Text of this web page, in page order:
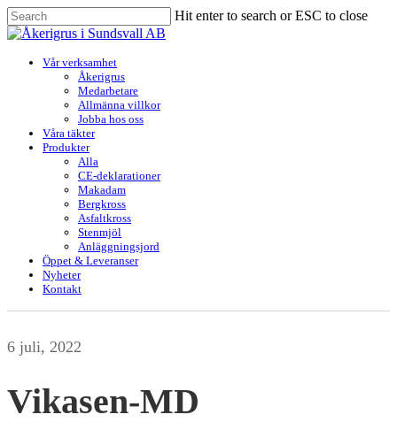
Skip
to
content
Hit enter to search or ESC to close
Close
Menu
Vår verksamhet
Åkerigrus
Medarbetare
Allmänna villkor
Jobba hos oss
Våra täkter
Produkter
Alla
CE-deklarationer
Makadam
Bergkross
Asfaltkross
Stenmjöl
Anläggningsjord
Öppet & Leveranser
Nyheter
Kontakt
6 juli, 2022
Vikasen-MD